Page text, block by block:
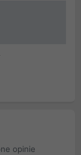
opinie